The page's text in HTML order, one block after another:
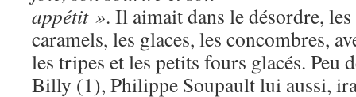
appétit ». Il aimait dans le désordre,
caramels, les glaces, les concombres,
les tripes et les petits fours glacés. Peu
Billy (1), Philippe Soupault lui aussi,